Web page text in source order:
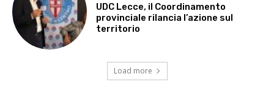
UDC Lecce, il Coordinamento
provinciale rilancia l’azione sul
territorio
Load more